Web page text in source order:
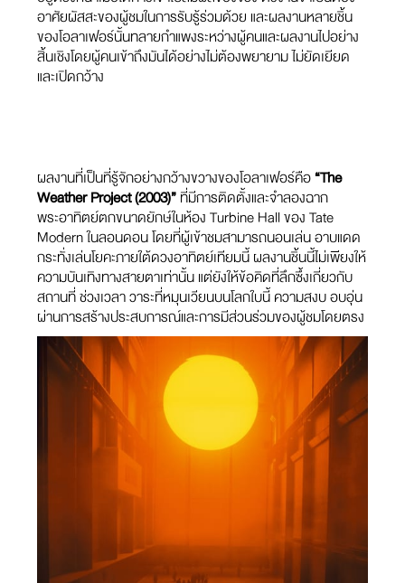
อาศัยผัสสะของผู้ชมในการรับรู้ร่วมด้วย และผลงานหลายชิ้น
ของโอลาเฟอร์นั้นทลายกำแพงระหว่างผู้คนและผลงานไปอย่าง
สิ้นเชิงโดยผู้คนเข้าถึงมันได้อย่างไม่ต้องพยายาม ไม่ยัดเยียด
และเปิดกว้าง
ผลงานที่เป็นที่รู้จักอย่างกว้างขวางของโอลาเฟอร์คือ“The
Weather Project (2003)”ที่มีการติดตั้งและจำลองฉาก
พระอาทิตย์ตกขนาดยักษ์ในห้อง Turbine Hall ของ Tate
Modern ในลอนดอน โดยที่ผู้เข้าชมสามารถนอนเล่น อาบแดด
กระทั่งเล่นโยคะภายใต้ดวงอาทิตย์เทียมนี้ ผลงานชิ้นนี้ไม่เพียงให้
ความบันเทิงทางสายตาเท่านั้น แต่ยังให้ข้อคิดที่ลึกซึ้งเกี่ยวกับ
สถานที่ ช่วงเวลา วาระที่หมุนเวียนบนโลกใบนี้ ความสงบ อบอุ่น
ผ่านการสร้างประสบการณ์และการมีส่วนร่วมของผู้ชมโดยตรง